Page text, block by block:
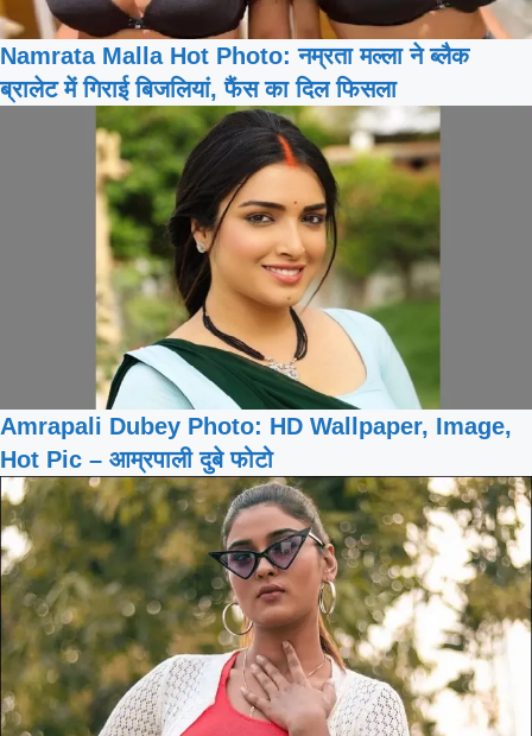
Namrata Malla Hot Photo: नम्रता मल्ला ने ब्लैक
ब्रालेट में गिराई बिजलियां, फैंस का दिल फिसला
Amrapali Dubey Photo: HD Wallpaper, Image,
Hot Pic – आम्रपाली दुबे फोटो